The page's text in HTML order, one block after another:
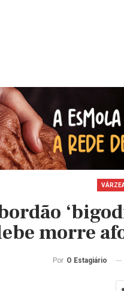
morre
Por O Estagiário